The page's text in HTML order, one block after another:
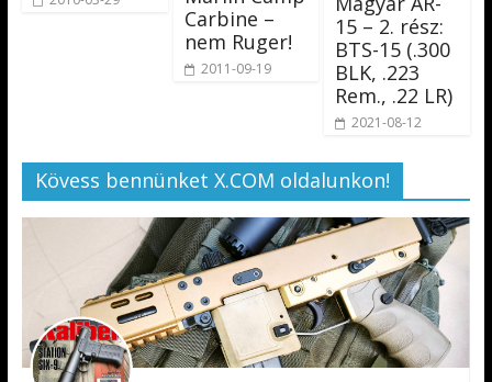
Carbine –
nem Ruger!
2011-09-19
15 – 2. rész:
BTS-15 (.300
BLK, .223
Rem., .22 LR)
2021-08-12
Kövess bennünket X.COM oldalunkon!